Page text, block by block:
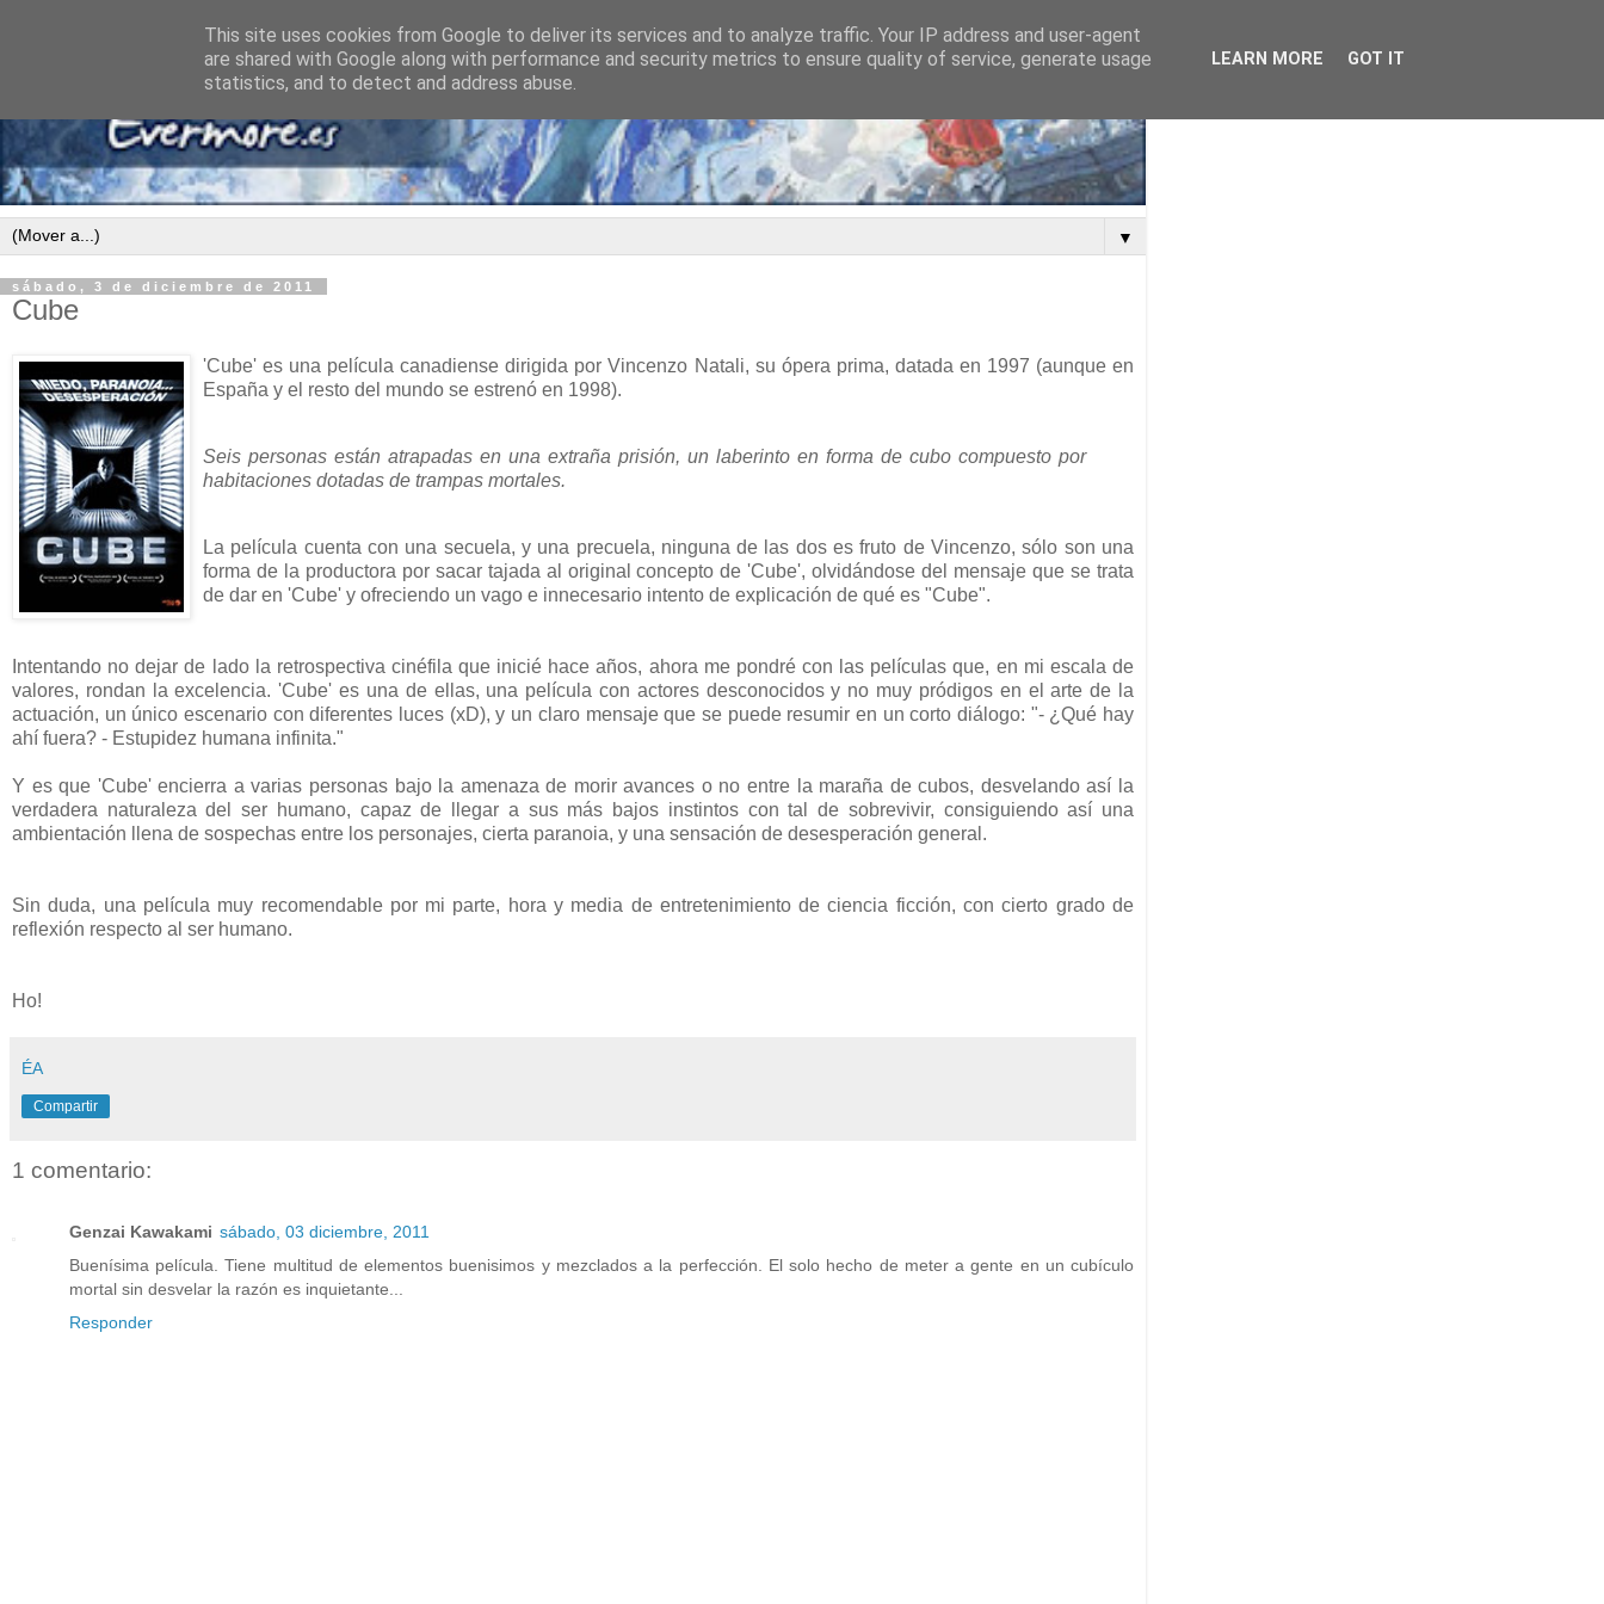
▼
sábado, 3 de diciembre de 2011
Cube
'Cube' es una película canadiense dirigida por Vincenzo Natali, su ópera prima, datada en 1997 (aunque en
España y el resto del mundo se estrenó en 1998).
Seis personas están atrapadas en una extraña prisión, un laberinto en forma de cubo compuesto por
habitaciones dotadas de trampas mortales.
La película cuenta con una secuela, y una precuela, ninguna de las dos es fruto de Vincenzo, sólo son una
forma de la productora por sacar tajada al original concepto de 'Cube', olvidándose del mensaje que se trata
de dar en 'Cube' y ofreciendo un vago e innecesario intento de explicación de qué es "Cube".
Intentando no dejar de lado la retrospectiva cinéfila que inicié hace años, ahora me pondré con las películas que, en mi escala de
valores, rondan la excelencia. 'Cube' es una de ellas, una película con actores desconocidos y no muy pródigos en el arte de la
actuación, un único escenario con diferentes luces (xD), y un claro mensaje que se puede resumir en un corto diálogo: "- ¿Qué hay
ahí fuera? - Estupidez humana infinita."
Y es que 'Cube' encierra a varias personas bajo la amenaza de morir avances o no entre la maraña de cubos, desvelando así la
verdadera naturaleza del ser humano, capaz de llegar a sus más bajos instintos con tal de sobrevivir, consiguiendo así una
ambientación llena de sospechas entre los personajes, cierta paranoia, y una sensación de desesperación general.
Sin duda, una película muy recomendable por mi parte, hora y media de entretenimiento de ciencia ficción, con cierto grado de
reflexión respecto al ser humano.
Ho!
ÉA
Compartir
1 comentario:
Genzai Kawakami sábado, 03 diciembre, 2011
Buenísima película. Tiene multitud de elementos buenisimos y mezclados a la perfección. El solo hecho de meter a gente en un cubículo
mortal sin desvelar la razón es inquietante...
Responder
This site uses cookies from Google to deliver its services and to analyze traffic. Your IP address and user-agent
are shared with Google along with performance and security metrics to ensure quality of service, generate usage
statistics, and to detect and address abuse.
LEARN MORE GOT IT